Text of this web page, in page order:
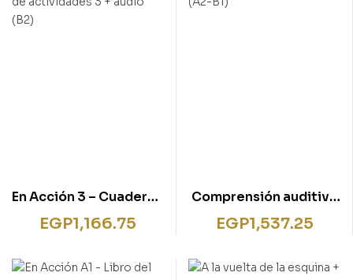
En Acción 3 – Cuaderno
de actividades 3 +
audio (B2)
EGP1,166.75
Comprensión auditiva
(A2-B1)
EGP1,537.25